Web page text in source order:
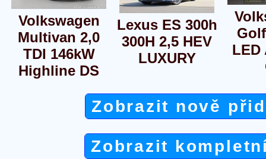
Volkswagen
Multivan 2,0
TDI 146kW
Highline DS
Lexus ES 300h
300H 2,5 HEV
LUXURY
LED
Zobrazit nově
Zobrazit